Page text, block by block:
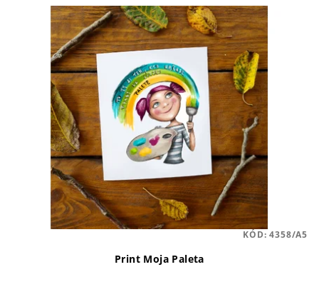
Print Moja Paleta
KÓD:4358/A5